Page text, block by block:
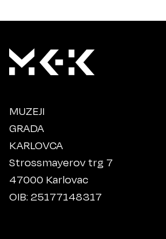
MUZEJI
GRADA
KARLOVCA
Strossmayerov trg 7
47000 Karlovac
OIB: 25177148317